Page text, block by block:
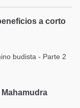
a corto
budista - Parte 2